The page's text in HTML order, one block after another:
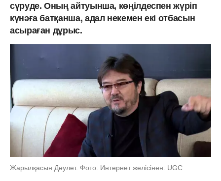
сүруде. Оның айтуынша, көңілдеспен жүріп
күнәға батқанша, адал некемен екі отбасын
асыраған дұрыс.
Жарылқасын Дәулет. Фото: Интернет желісінен: UGC